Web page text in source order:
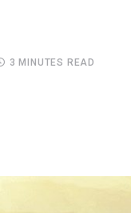
3 MINUTES READ